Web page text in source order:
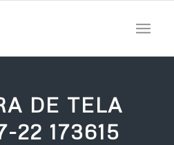
DE TELA
22 173615